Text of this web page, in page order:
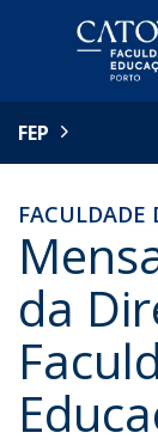
FEP
FACULDADE
da